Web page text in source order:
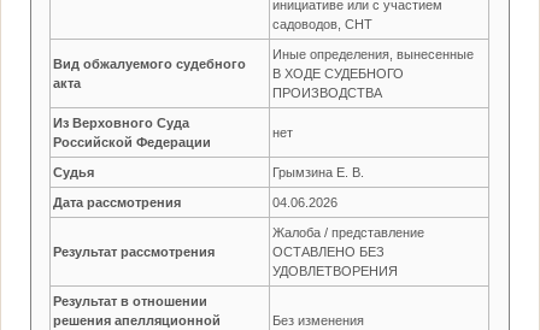
инициативе или с участием
садоводов, СНТ
Вид обжалуемого судебного
акта
Иные определения, вынесенные
В ХОДЕ СУДЕБНОГО
ПРОИЗВОДСТВА
Из Верховного Суда
Российской Федерации
нет
Судья Грымзина Е. В.
Дата рассмотрения 04.06.2026
Результат рассмотрения
Жалоба / представление
ОСТАВЛЕНО БЕЗ
УДОВЛЕТВОРЕНИЯ
Результат в отношении
решения апелляционной
Без изменения